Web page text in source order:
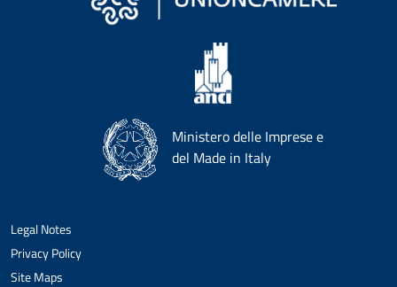
Ministero delle Imprese e
del Made in Italy
Legal Notes
Privacy Policy
Site Maps